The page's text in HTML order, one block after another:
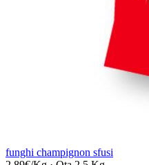
funghi champignon sfusi